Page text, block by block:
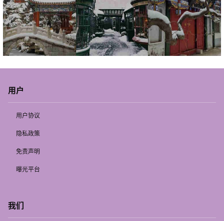
用户
用户协议
隐私政策
免责声明
曝光平台
我们